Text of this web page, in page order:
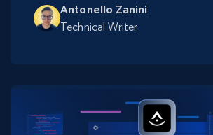
Antonello Zanini
Technical Writer